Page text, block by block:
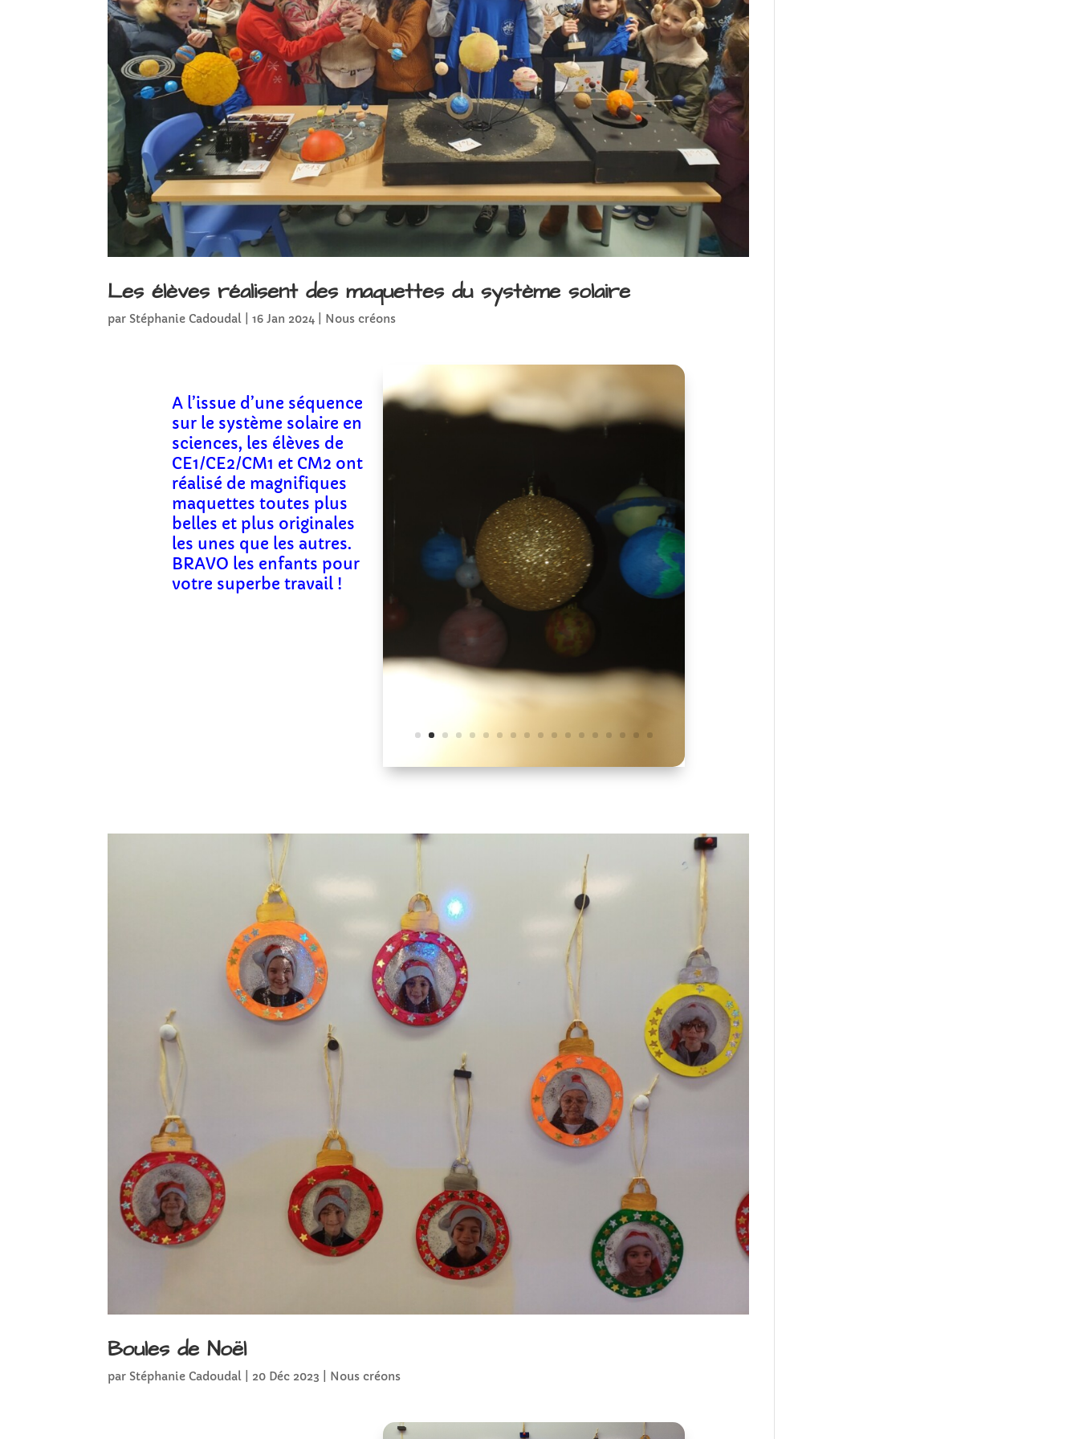
Les élèves réalisent des maquettes du système solaire
par Stéphanie Cadoudal |16 Jan 2024 Nous créons
A l’issue d’une séquence
sur le système solaire en
sciences, les élèves de
CE1/CE2/CM1 et CM2 ont
réalisé de magnifiques
maquettes toutes plus
belles et plus originales
les unes que les autres.
BRAVO les enfants pour
votre superbe travail !
Boules de Noël
par Stéphanie Cadoudal 20 Déc 2023 Nous créons